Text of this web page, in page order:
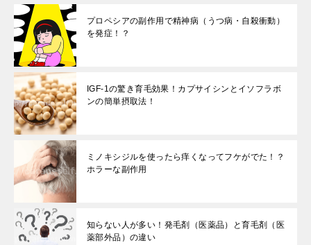
プロペシアの副作用で精神病（うつ病・自殺衝動）
を発症！？
IGF-1の驚き育毛効果！カプサイシンとイソフラボ
ンの簡単摂取法！
ミノキシジルを使ったら痒くなってフケがでた！？
ホラーな副作用
知らない人が多い！発毛剤（医薬品）と育毛剤（医
薬部外品）の違い